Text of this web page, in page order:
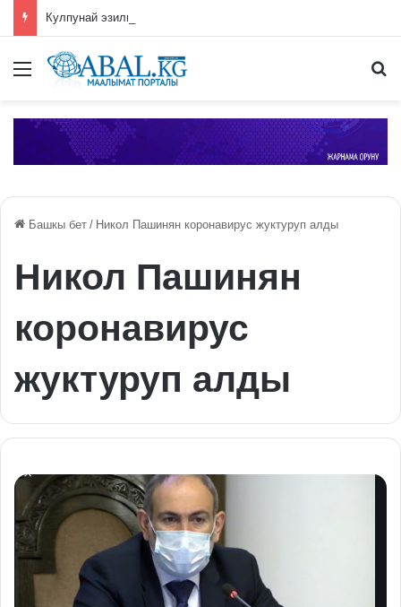
Меню
Башкы бет / Никол Пашинян коронавирус жуктуруп алды
Никол Пашинян
коронавирус
жуктуруп алды